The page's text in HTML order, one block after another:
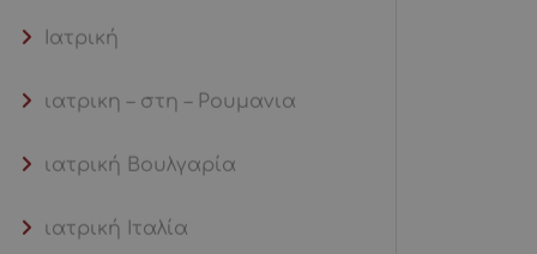
Ιατρική
ιατρικη – στη – Ρουμανια
ιατρική Βουλγαρία
ιατρική Ιταλία